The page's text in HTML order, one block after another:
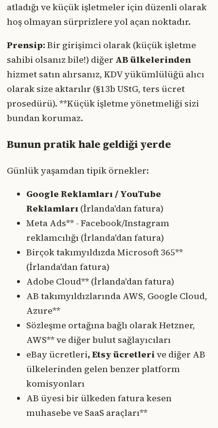
atladığı ve küçük işletmeler için düzenli olarak
hoş olmayan sürprizlere yol açan noktadır.
Prensip: Bir girişimci olarak (küçük işletme
sahibi olsanız bile!) diğer AB ülkelerinden
hizmet satın alırsanız, KDV yükümlülüğü alıcı
olarak size aktarılır (§13b UStG, ters ücret
prosedürü). **Küçük işletme yönetmeliği sizi
bundan korumaz.
Bunun pratik hale geldiği yerde
Günlük yaşamdan tipik örnekler:
Google Reklamları / YouTube
Reklamları (İrlanda'dan fatura)
Meta Ads** - Facebook/Instagram
reklamcılığı (İrlanda'dan fatura)
Birçok takımyıldızda Microsoft 365**
(İrlanda'dan fatura)
Adobe Cloud** (İrlanda'dan fatura)
AB takımyıldızlarında AWS, Google Cloud,
Azure**
Sözleşme ortağına bağlı olarak Hetzner,
AWS** ve diğer bulut sağlayıcıları
eBay ücretleri, Etsy ücretlerive diğer AB
ülkelerinden gelen benzer platform
komisyonları
AB üyesi bir ülkeden fatura kesen
muhasebe ve SaaS araçları**